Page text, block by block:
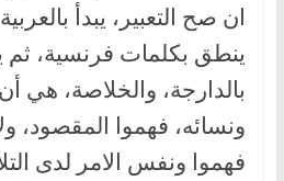
ان صح التعبير، يبدأ
ينطق بكلمات فرنسية،
بالدارجة، والخلاصة، هي
ونسائه، فهموا المقصود،
فهموا ونفس الامر لدى